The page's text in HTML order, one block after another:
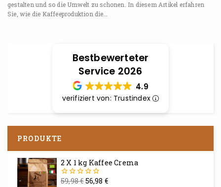
gestalten und so die Umwelt zu schonen. In diesem Artikel erfahren
Sie, wie die Kaffeeproduktion die…
Bestbewerteter
Service 2026
4.9
verifiziert von: Trustindex
PRODUKTE
2 X 1 kg Kaffee Crema
0
59,98€56,98 €